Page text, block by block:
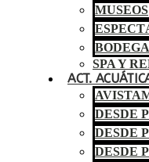
MUSEOS
SPA Y
ACT.
DESDE
DESDE
DESDE